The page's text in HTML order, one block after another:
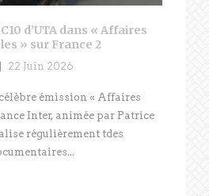
d’UTA dans « Affaires
» sur France 2
22 Juin 2026
émission « Affaires
Inter, animée par Patrice
régulièrement tdes